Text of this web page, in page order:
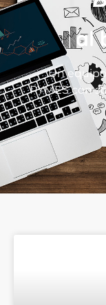
al
Un
PYMES con